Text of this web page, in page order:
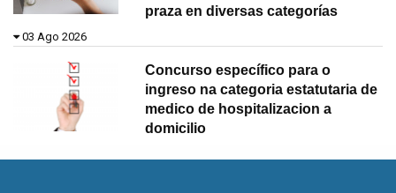
praza en diversas categorías
03 Ago 2026
Concurso específico para o
ingreso na categoria estatutaria de
medico de hospitalizacion a
domicilio